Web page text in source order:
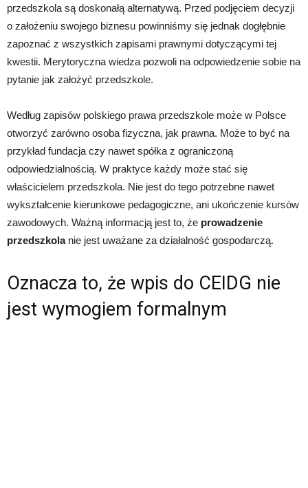
przedszkola są doskonałą alternatywą. Przed podjęciem decyzji
o założeniu swojego biznesu powinniśmy się jednak dogłębnie
zapoznać z wszystkich zapisami prawnymi dotyczącymi tej
kwestii. Merytoryczna wiedza pozwoli na odpowiedzenie sobie na
pytanie jak założyć przedszkole.
Według zapisów polskiego prawa przedszkole może w Polsce
otworzyć zarówno osoba fizyczna, jak prawna. Może to być na
przykład fundacja czy nawet spółka z ograniczoną
odpowiedzialnością. W praktyce każdy może stać się
właścicielem przedszkola. Nie jest do tego potrzebne nawet
wykształcenie kierunkowe pedagogiczne, ani ukończenie kursów
zawodowych. Ważną informacją jest to, że prowadzenie
przedszkolanie jest uważane za działalność gospodarczą.
Oznacza to, że wpis do CEIDG nie
jest wymogiem formalnym